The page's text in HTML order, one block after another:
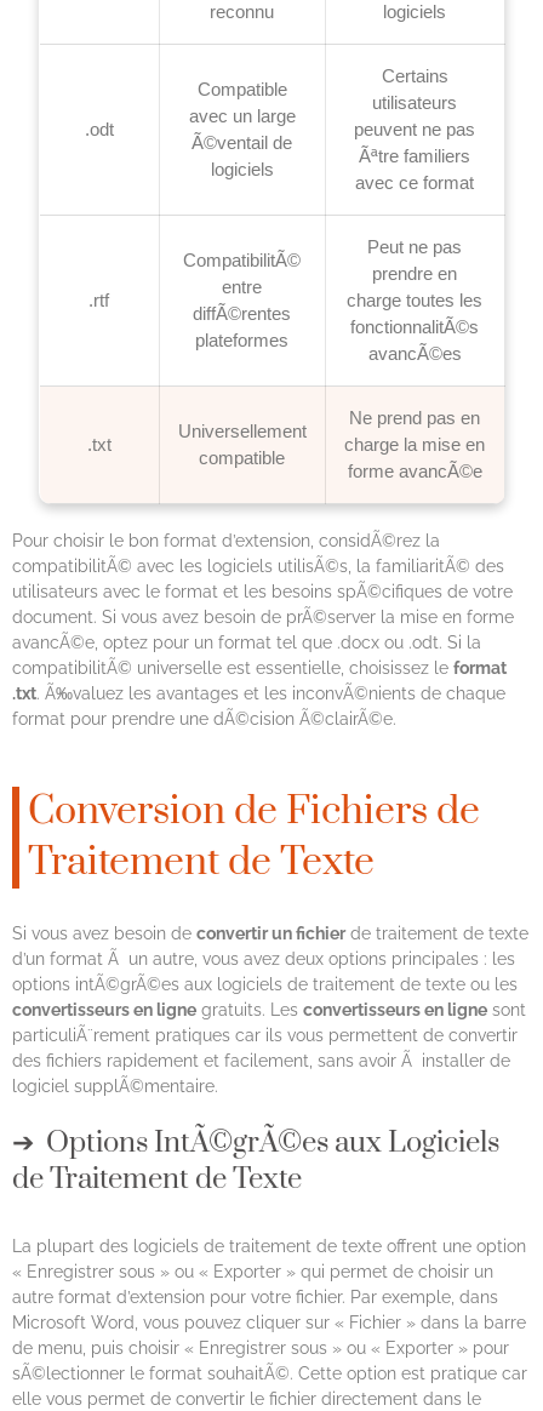
reconnu
logiciels
.odt
Compatible
avec un large
Ã©ventail de
logiciels
Certains
utilisateurs
peuvent ne pas
Ãªtre familiers
avec ce format
.rtf
CompatibilitÃ©
entre
diffÃ©rentes
plateformes
Peut ne pas
prendre en
charge toutes les
fonctionnalitÃ©s
avancÃ©es
.txt
Universellement
compatible
Ne prend pas en
charge la mise en
forme avancÃ©e
Pour choisir le bon format d’extension, considÃ©rez la
compatibilitÃ© avec les logiciels utilisÃ©s, la familiaritÃ© des
utilisateurs avec le format et les besoins spÃ©cifiques de votre
document. Si vous avez besoin de prÃ©server la mise en forme
avancÃ©e, optez pour un format tel que .docx ou .odt. Si la
compatibilitÃ© universelle est essentielle, choisissez le format
.txt. Ã‰valuez les avantages et les inconvÃ©nients de chaque
format pour prendre une dÃ©cision Ã©clairÃ©e.
Conversion de Fichiers de
Traitement de Texte
Si vous avez besoin de convertir un fichierde traitement de texte
d’un format Ã un autre, vous avez deux options principales : les
options intÃ©grÃ©es aux logiciels de traitement de texte ou les
convertisseurs en ligne gratuits. Les convertisseurs en ligne sont
particuliÃ¨rement pratiques car ils vous permettent de convertir
des fichiers rapidement et facilement, sans avoir Ã installer de
logiciel supplÃ©mentaire.
Options IntÃ©grÃ©es aux Logiciels
de Traitement de Texte
La plupart des logiciels de traitement de texte offrent une option
« Enregistrer sous » ou « Exporter » qui permet de choisir un
autre format d’extension pour votre fichier. Par exemple, dans
Microsoft Word, vous pouvez cliquer sur « Fichier » dans la barre
de menu, puis choisir « Enregistrer sous » ou « Exporter » pour
sÃ©lectionner le format souhaitÃ©. Cette option est pratique car
elle vous permet de convertir le fichier directement dans le